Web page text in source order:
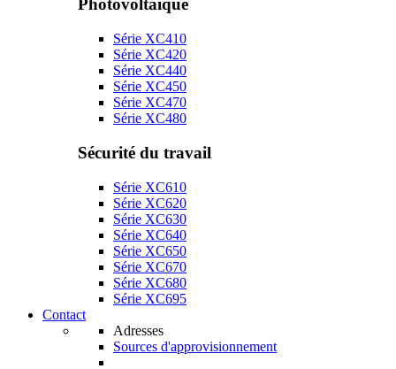
Photovoltaïque
Série XC410
Série XC420
Série XC440
Série XC450
Série XC470
Série XC480
Sécurité du travail
Série XC610
Série XC620
Série XC630
Série XC640
Série XC650
Série XC670
Série XC680
Série XC695
Contact
Adresses
Sources d'approvisionnement